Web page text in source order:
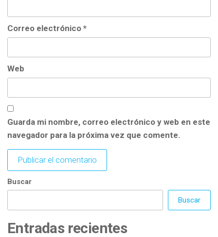
Correo electrónico *
Web
Guarda mi nombre, correo electrónico y web en este
navegador para la próxima vez que comente.
Buscar
Buscar
Entradas recientes